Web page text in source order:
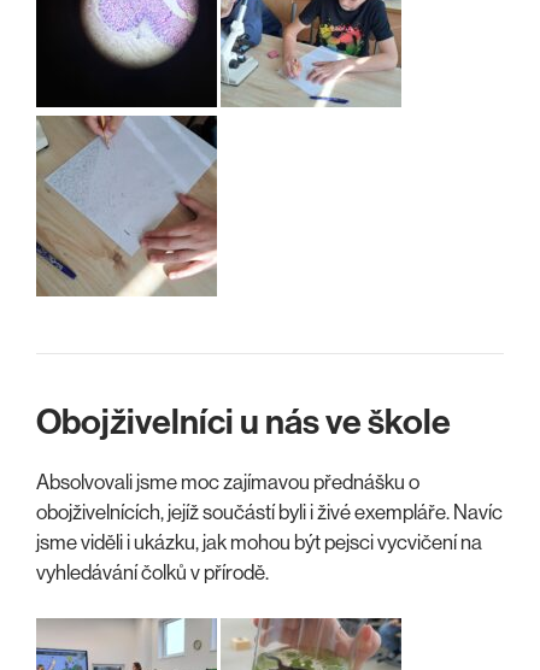
Obojživelníci u nás ve škole
Absolvovali jsme moc zajímavou přednášku o
obojživelnících, jejíž součástí byli i živé exempláře. Navíc
jsme viděli i ukázku, jak mohou být pejsci vycvičení na
vyhledávání čolků v přírodě.